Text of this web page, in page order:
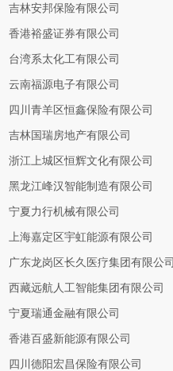
吉林安邦保险有限公司
香港裕盛证券有限公司
台湾系太化工有限公司
云南福源电子有限公司
四川青羊区恒鑫保险有限公司
吉林国瑞房地产有限公司
浙江上城区恒辉文化有限公司
黑龙江峰汉智能制造有限公司
宁夏力行机械有限公司
上海嘉定区宇虹能源有限公司
广东龙岗区长久医疗集团有限公司
西藏远航人工智能集团有限公司
宁夏瑞通金融有限公司
香港百盛新能源有限公司
四川德阳宏昌保险有限公司